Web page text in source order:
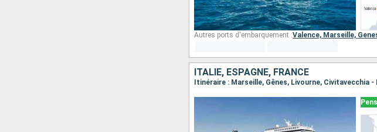
Autres ports d'embarquement :Valence, Marseille,
ITALIE, ESPAGNE, FRANCE
Itinéraire : Marseille, Gênes, Livourne, Civitavecchia